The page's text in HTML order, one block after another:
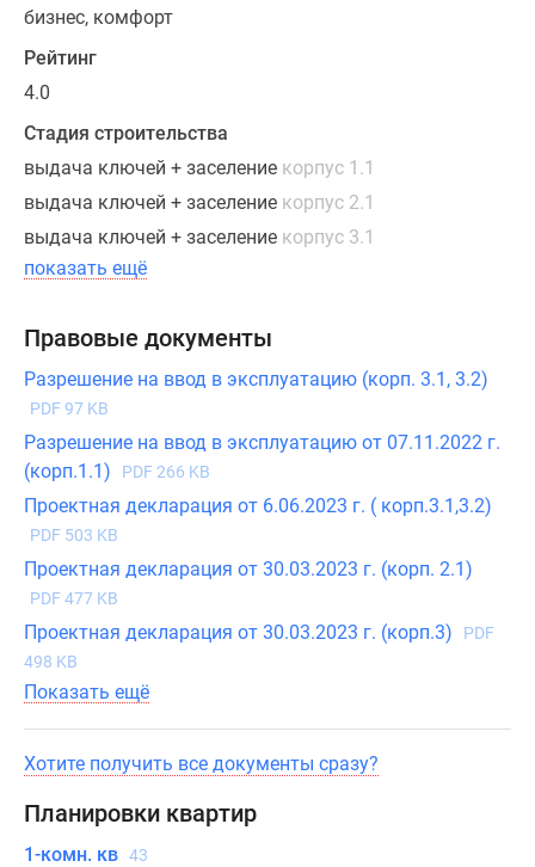
бизнес, комфорт
Рейтинг
4.0
Стадия строительства
выдача ключей + заселение корпус 1.1
выдача ключей + заселение корпус 2.1
выдача ключей + заселение корпус 3.1
показать ещё
Правовые документы
Разрешение на ввод в эксплуатацию (корп. 3.1, 3.2)
PDF 97 KB
Разрешение на ввод в эксплуатацию от 07.11.2022 г.
(корп.1.1)
PDF 266 KB
Проектная декларация от 6.06.2023 г. ( корп.3.1,3.2)
PDF 503 KB
Проектная декларация от 30.03.2023 г. (корп. 2.1)
PDF 477 KB
Проектная декларация от 30.03.2023 г. (корп.3)
PDF
498 KB
Показать ещё
Хотите получить все документы сразу?
Планировки квартир
1-комн. кв 43